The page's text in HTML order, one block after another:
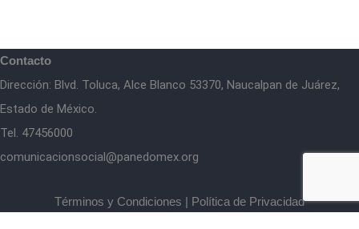
Contacto
Dirección: Blvd. Toluca, Alce Blanco 53370, Naucalpan de Juárez,
Estado de México.
Tel. 47456000
comunicacionsocial@panedomex.org
Términos y Condiciones | Política de Privacidad